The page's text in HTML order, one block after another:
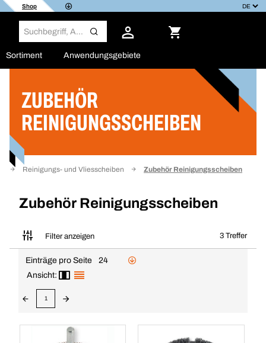
Shop
Sortiment Anwendungsgebiete
ZUBEHÖR
REINIGUNGSSCHEIBEN
Reinigungs- und Vliesscheiben Zubehör Reinigungsscheiben
Zubehör Reinigungsscheiben
Filter anzeigen 3 Treffer
Filter
Einträge pro Seite
24
Ansicht:
1